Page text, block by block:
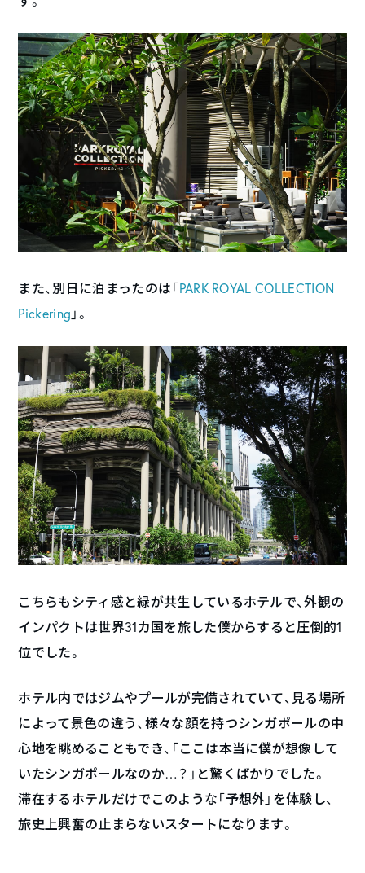
また、別日に泊まったのは「PARK ROYAL COLLECTION
Pickering 」。
こちらもシティ感と緑が共生しているホテルで、外観の
インパクトは世界31カ国を旅した僕からすると圧倒的1
位でした。
ホテル内ではジムやプールが完備されていて、見る場所
によって景色の違う、様々な顔を持つシンガポールの中
心地を眺めることもでき、「ここは本当に僕が想像して
いたシンガポールなのか…？」と驚くばかりでした。
滞在するホテルだけでこのような「予想外」を体験し、
旅史上興奮の止まらないスタートになります。